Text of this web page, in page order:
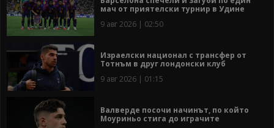
мач от приятелски турнир в Удине
9 авг 2026 | 02:50
Израелски национал с трансфер от
Тотнъм в друг лондонски клуб
9 авг 2026 | 01:15
Валверде посочи начинът, по който
Моуриньо стига до играчите